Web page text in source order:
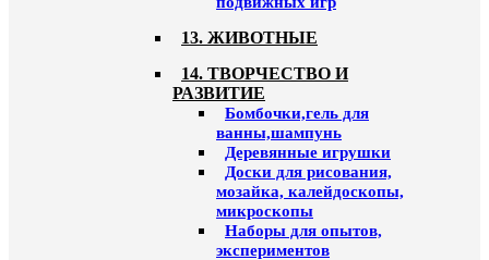
13. ЖИВОТНЫЕ
14. ТВОРЧЕСТВО И
РАЗВИТИЕ
Бомбочки,гель для
ванны,шампунь
Деревянные игрушки
Доски для рисования,
мозайка, калейдоскопы,
микроскопы
Наборы для опытов,
экспериментов